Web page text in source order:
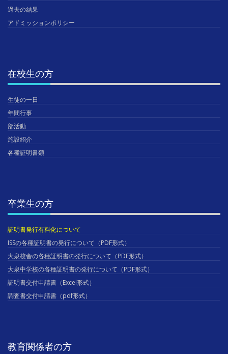
過去の結果
アドミッションポリシー
在校生の方
生徒の一日
年間行事
部活動
施設紹介
各種証明書類
卒業生の方
証明書発行有料化について
ISSの各種証明書の発行について（PDF形式）
大泉校舎の各種証明書の発行について（PDF形式）
大泉中学校の各種証明書の発行について（PDF形式）
証明書交付申請書（Excel形式）
調査書交付申請書（pdf形式）
教育関係者の方